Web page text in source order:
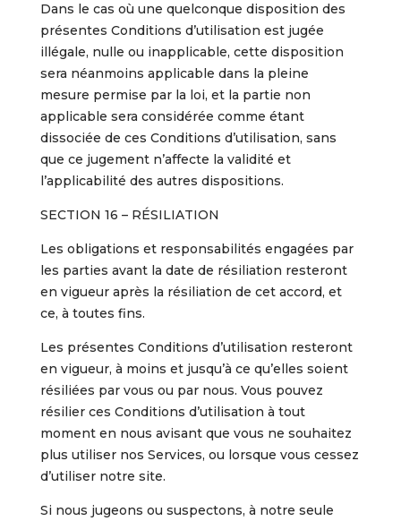
Dans le cas où une quelconque disposition des
présentes Conditions d’utilisation est jugée
illégale, nulle ou inapplicable, cette disposition
sera néanmoins applicable dans la pleine
mesure permise par la loi, et la partie non
applicable sera considérée comme étant
dissociée de ces Conditions d’utilisation, sans
que ce jugement n’affecte la validité et
l’applicabilité des autres dispositions.
SECTION 16 – RÉSILIATION
Les obligations et responsabilités engagées par
les parties avant la date de résiliation resteront
en vigueur après la résiliation de cet accord, et
ce, à toutes fins.
Les présentes Conditions d’utilisation resteront
en vigueur, à moins et jusqu’à ce qu’elles soient
résiliées par vous ou par nous. Vous pouvez
résilier ces Conditions d’utilisation à tout
moment en nous avisant que vous ne souhaitez
plus utiliser nos Services, ou lorsque vous cessez
d’utiliser notre site.
Si nous jugeons ou suspectons, à notre seule